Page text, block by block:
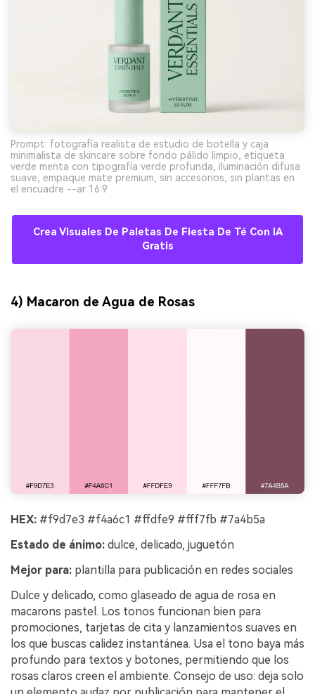
Prompt: fotografía realista de estudio de botella y caja
minimalista de skincare sobre fondo pálido limpio, etiqueta
verde menta con tipografía verde profunda, iluminación difusa
suave, empaque mate premium, sin accesorios, sin plantas en
el encuadre --ar 16:9
Crea Visuales De Paletas De Fiesta De Té Con IA
Gratis
4) Macaron de Agua de Rosas
HEX: #f9d7e3 #f4a6c1 #ffdfe9 #fff7fb #7a4b5a
Estado de ánimo: dulce, delicado, juguetón
Mejor para: plantilla para publicación en redes sociales
Dulce y delicado, como glaseado de agua de rosa en
macarons pastel. Los tonos funcionan bien para
promociones, tarjetas de cita y lanzamientos suaves en
los que buscas calidez instantánea. Usa el tono baya más
profundo para textos y botones, permitiendo que los
rosas claros creen el ambiente. Consejo de uso: deja solo